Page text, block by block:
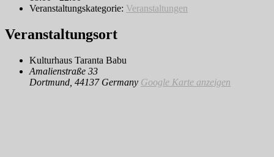
Veranstaltungskategorie: Veranstaltungen
Veranstaltungsort
Kulturhaus Taranta Babu
Amalienstraße 33
Dortmund 44137 Germany Google Karte anzeigen